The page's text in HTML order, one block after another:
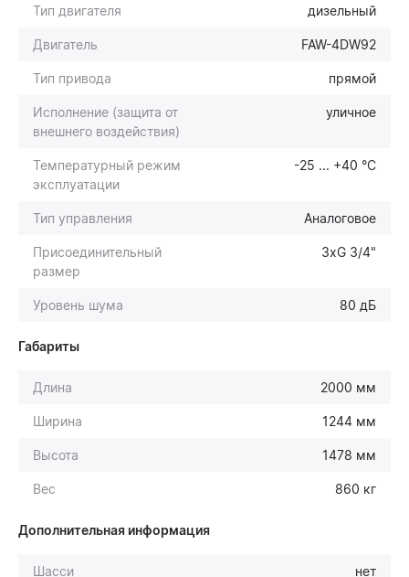
Тип двигателя дизельный
Двигатель FAW-4DW92
Тип привода прямой
Исполнение (защита от
внешнего воздействия)
уличное
Температурный режим
эксплуатации
-25 ... +40 °С
Тип управления Аналоговое
Присоединительный
размер
3хG 3/4"
Уровень шума 80 дБ
Габариты
Длина 2000 мм
Ширина 1244 мм
Высота 1478 мм
Вес 860 кг
Дополнительная информация
Шасси нет